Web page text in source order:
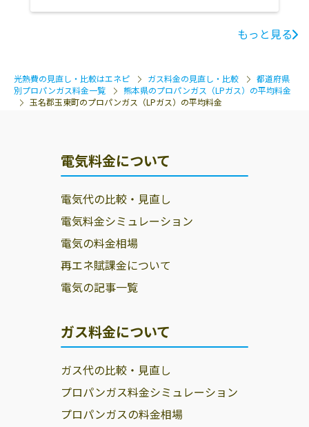
もっと見る
光熱費の見直し・比較はエネピ ガス料金の見直し・比較
都道府県
別プロパンガス料金一覧
熊本県のプロパンガス（LPガス）の平均料金
玉名郡玉東町のプロパンガス（LPガス）の平均料金
電気料金について
電気代の比較・見直し
電気料金シミュレーション
電気の料金相場
再エネ賦課金について
電気の記事一覧
ガス料金について
ガス代の比較・見直し
プロパンガス料金シミュレーション
プロパンガスの料金相場